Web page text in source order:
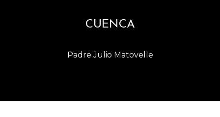
CUENCA
Padre Julio Matovelle